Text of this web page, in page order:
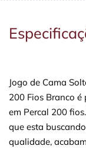
Jogo de Cama
200 Fios Branco
em Percal 200
que esta
qualidade,